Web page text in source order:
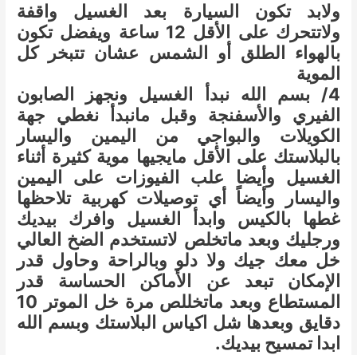
ولابد تكون السيارة بعد الغسيل واقفة
ولاتتحرك على الأقل 12 ساعة ويفضل تكون
بالهواء الطلق أو الشمس عشان تتبخر كل
الموية
4/ بسم الله نبدأ الغسيل ونجهز الصابون
الفيري والأسفنجة وقبل مانبدأ نغطي جهة
الكويلات والبواجي من اليمين واليسار
بالبلاستك على الأقل مايجيها موية كثيرة أثناء
الغسيل وأيضا علب الفيوزات على اليمين
واليسار وأيضاً أي توصيلات كهربية تلاحظها
غطها بالكيس وابدأ الغسيل وافرك بيديك
ورجليك وبعد ماتخلص لاتستخدم الضخ العالي
خل معك جيك ولا دلو وبالراحة وحاول قدر
الإمكان تبعد عن الأماكن الحساسة قدر
المستطاع وبعد ماتخللص مرة خل الموتر 10
دقايق وبعدها شل اكياس البلاستك وبسم الله
ابدا تمسيح بيديك.